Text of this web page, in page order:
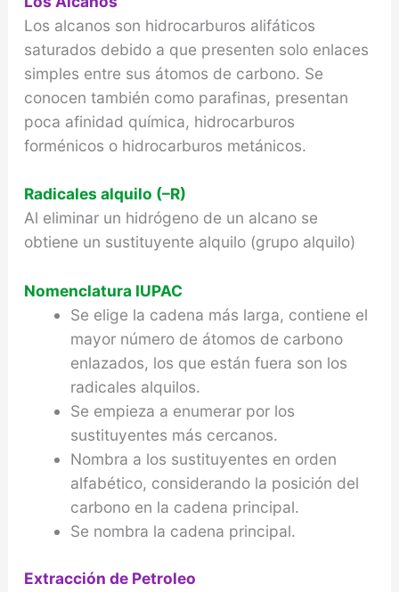
Los alcanos son hidrocarburos alifáticos
saturados debido a que presenten solo enlaces
simples entre sus átomos de carbono. Se
conocen también como parafinas, presentan
poca afinidad química, hidrocarburos
forménicos o hidrocarburos metánicos.
Radicales alquilo (–R)
Al eliminar un hidrógeno de un alcano se
obtiene un sustituyente alquilo (grupo alquilo)
Nomenclatura IUPAC
Se elige la cadena más larga, contiene el
mayor número de átomos de carbono
enlazados, los que están fuera son los
radicales alquilos.
Se empieza a enumerar por los
sustituyentes más cercanos.
Nombra a los sustituyentes en orden
alfabético, considerando la posición del
carbono en la cadena principal.
Se nombra la cadena principal.
Extracción de Petroleo